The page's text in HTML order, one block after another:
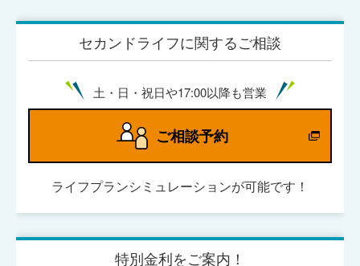
セカンドライフに関するご相談
土・日・祝日や17:00以降も営業
ご相談予約
ライフプランシミュレーションが可能です！
特別金利をご案内！